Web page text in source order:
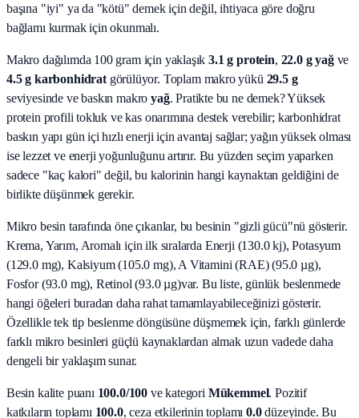
başına "iyi" ya da "kötü" demek için değil, ihtiyaca göre doğru
bağlamı kurmak için okunmalı.
Makro dağılımda 100 gram için yaklaşık3.1 g protein, 22.0g yağve
4.5g karbonhidratgörülüyor. Toplam makro yükü 29.5g
seviyesinde ve baskın makro yağ. Pratikte bu ne demek? Yüksek
protein profili tokluk ve kas onarımına destek verebilir; karbonhidrat
baskın yapı gün içi hızlı enerji için avantaj sağlar; yağın yüksek olması
ise lezzet ve enerji yoğunluğunu artırır. Bu yüzden seçim yaparken
sadece "kaç kalori" değil, bu kalorinin hangi kaynaktan geldiğini de
birlikte düşünmek gerekir.
Mikro besin tarafında öne çıkanlar, bu besinin "gizli gücü"nü gösterir.
Krema, Yarım, Aromalı için ilk sıralarda Enerji (130.0 kj), Potasyum
(129.0 mg), Kalsiyum (105.0 mg), A Vitamini (RAE) (95.0 µg),
Fosfor (93.0 mg), Retinol (93.0 µg)var. Bu liste, günlük beslenmede
hangi öğeleri buradan daha rahat tamamlayabileceğinizi gösterir.
Özellikle tek tip beslenme döngüsüne düşmemek için, farklı günlerde
farklı mikro besinleri güçlü kaynaklardan almak uzun vadede daha
dengeli bir yaklaşım sunar.
Besin kalite puanı 100.0/100 ve kategori Mükemmel. Pozitif
katkıların toplamı 100.0, ceza etkilerinin toplamı 0.0düzeyinde. Bu